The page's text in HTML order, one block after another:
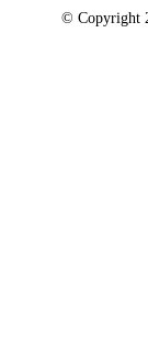
© Copyright